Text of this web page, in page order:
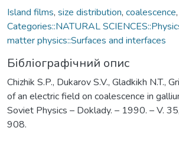
Island films, size distribution, coalescence,
Categories::NATURAL
matter physics::Surfaces and interfaces
Бібліографічний опис
Chizhik S.P., Dukarov S.V., Gladkikh N.T.,
of an electric field on coalescence in
Soviet Physics – Doklady. – 1990. – V.
908.